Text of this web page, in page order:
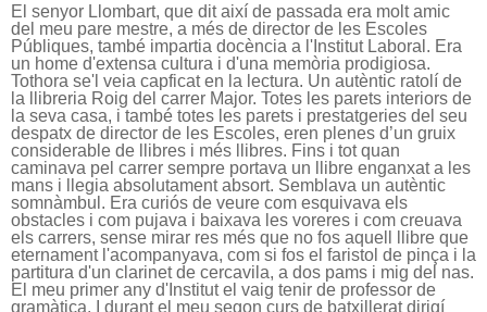
El senyor Llombart, que dit així de passada era molt amic
del meu pare mestre, a més de director de les Escoles
Públiques, també impartia docència a l'Institut Laboral. Era
un home d'extensa cultura i d'una memòria prodigiosa.
Tothora se'l veia capficat en la lectura. Un autèntic ratolí de
la llibreria Roig del carrer Major. Totes les parets interiors de
la seva casa, i també totes les parets i prestatgeries del seu
despatx de director de les Escoles, eren plenes d’un gruix
considerable de llibres i més llibres. Fins i tot quan
caminava pel carrer sempre portava un llibre enganxat a les
mans i llegia absolutament absort. Semblava un autèntic
somnàmbul. Era curiós de veure com esquivava els
obstacles i com pujava i baixava les voreres i com creuava
els carrers, sense mirar res més que no fos aquell llibre que
eternament l'acompanyava, com si fos el faristol de pinça i la
partitura d'un clarinet de cercavila, a dos pams i mig del nas.
El meu primer any d'Institut el vaig tenir de professor de
gramàtica. I durant el meu segon curs de batxillerat dirigí